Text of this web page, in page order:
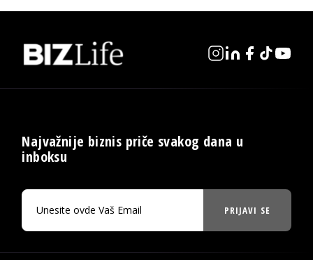
Najvažnije biznis priče svakog dana u
inboksu
PRIJAVI SE